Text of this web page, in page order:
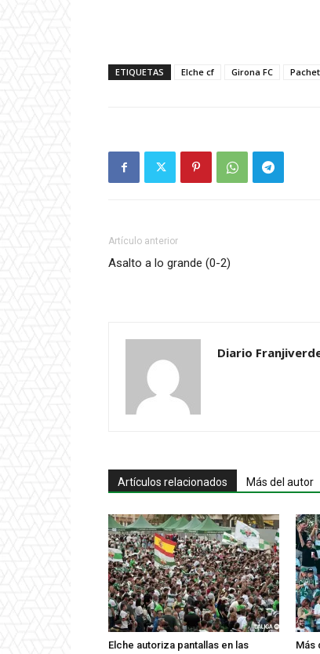
ETIQUETAS Elche cf Girona FC
Artículo anterior
Asalto a lo grande (0-2)
Diario
Artículos relacionados Más del autor
Elche autoriza pantallas en las
Más